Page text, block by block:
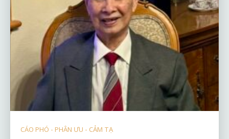
CÁO PHÓ - PHÂN ƯU - CẢM TẠ